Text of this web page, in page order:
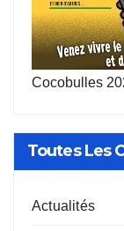
Cocobulles
Toutes Les
Actualités